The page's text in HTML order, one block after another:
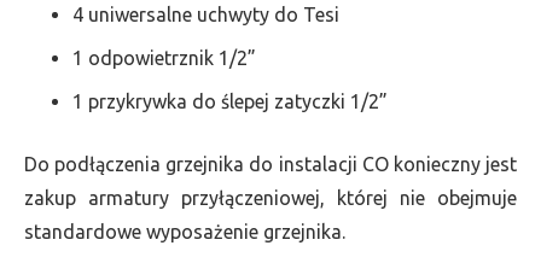
4 uniwersalne uchwyty do Tesi
1 odpowietrznik 1/2”
1 przykrywka do ślepej zatyczki 1/2”
Do podłączenia grzejnika do instalacji CO konieczny jest
zakup armatury przyłączeniowej, której nie obejmuje
standardowe wyposażenie grzejnika.